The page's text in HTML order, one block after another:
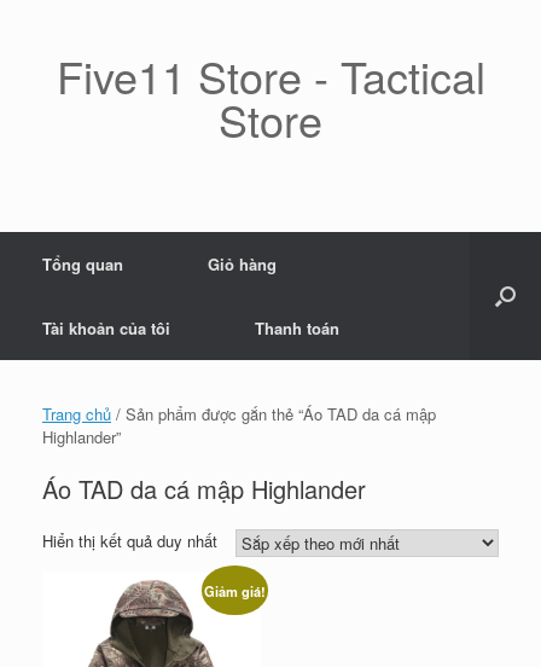
Five11 Store - Tactical
Store
Tổng quan Giỏ hàng
Tài khoản của tôi Thanh toán
Trang chủ / Sản phẩm được gắn thẻ “Áo TAD da cá mập
Highlander”
Áo TAD da cá mập Highlander
Hiển thị kết quả duy nhất
Giảm giá!